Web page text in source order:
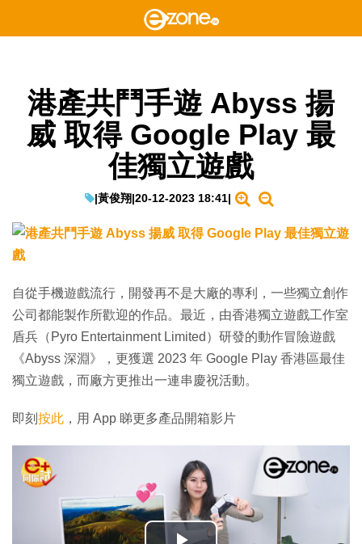
港產共鬥手遊 Abyss 揚
威 取得 Google Play 最
佳獨立遊戲
|黃俊翔|20-12-2023 18:41|
自從手機遊戲流行，開發再不是大廠的專利，一些獨立創作
公司都能製作所歡迎的作品。最近，由香港獨立遊戲工作室
盾兵（Pyro Entertainment Limited）研發的動作冒險遊戲
《Abyss 深淵》，更獲選 2023 年 Google Play 香港區最佳
獨立遊戲，而廠方更推出一連串慶祝活動。
即刻 按此 ，用 App 睇更多產品開箱影片